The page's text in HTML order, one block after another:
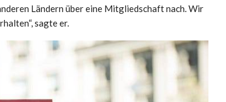
Ländern über eine Mitgliedschaft nach. Wir
sagte er.